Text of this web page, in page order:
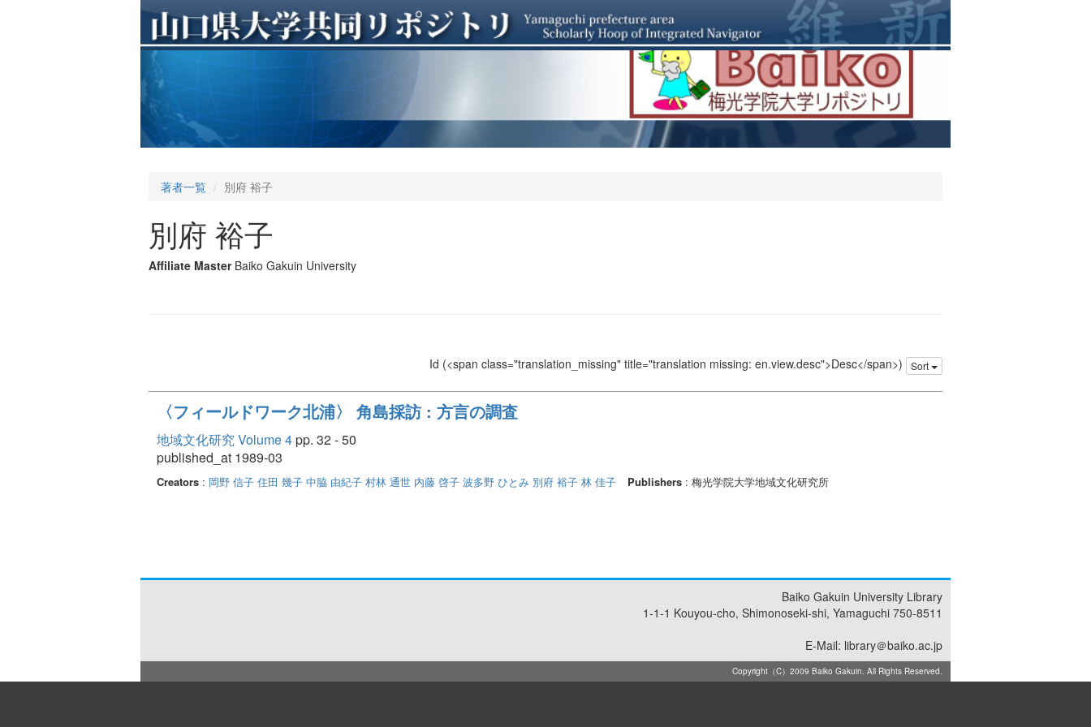
著者一覧 別府 裕子
別府 裕子
Affiliate Master Baiko Gakuin University
Id (<span class="translation_missing" title="translation missing: en.view.desc">Desc</span>) Sort
〈フィールドワーク北浦〉 角島採訪 : 方言の調査
地域文化研究 Volume 4pp. 32 - 50
published_at 1989-03
Creators : 岡野 信子 住田 幾子 中脇 由紀子 村林 通世 内藤 啓子 波多野 ひとみ 別府 裕子 林 佳子 Publishers : 梅光学院大学地域文化研究所
Baiko Gakuin University Library
1-1-1 Kouyou-cho, Shimonoseki-shi, Yamaguchi 750-8511
E-Mail: library＠baiko.ac.jp
Copyright（C）2009 Baiko Gakuin. All Rights Reserved.